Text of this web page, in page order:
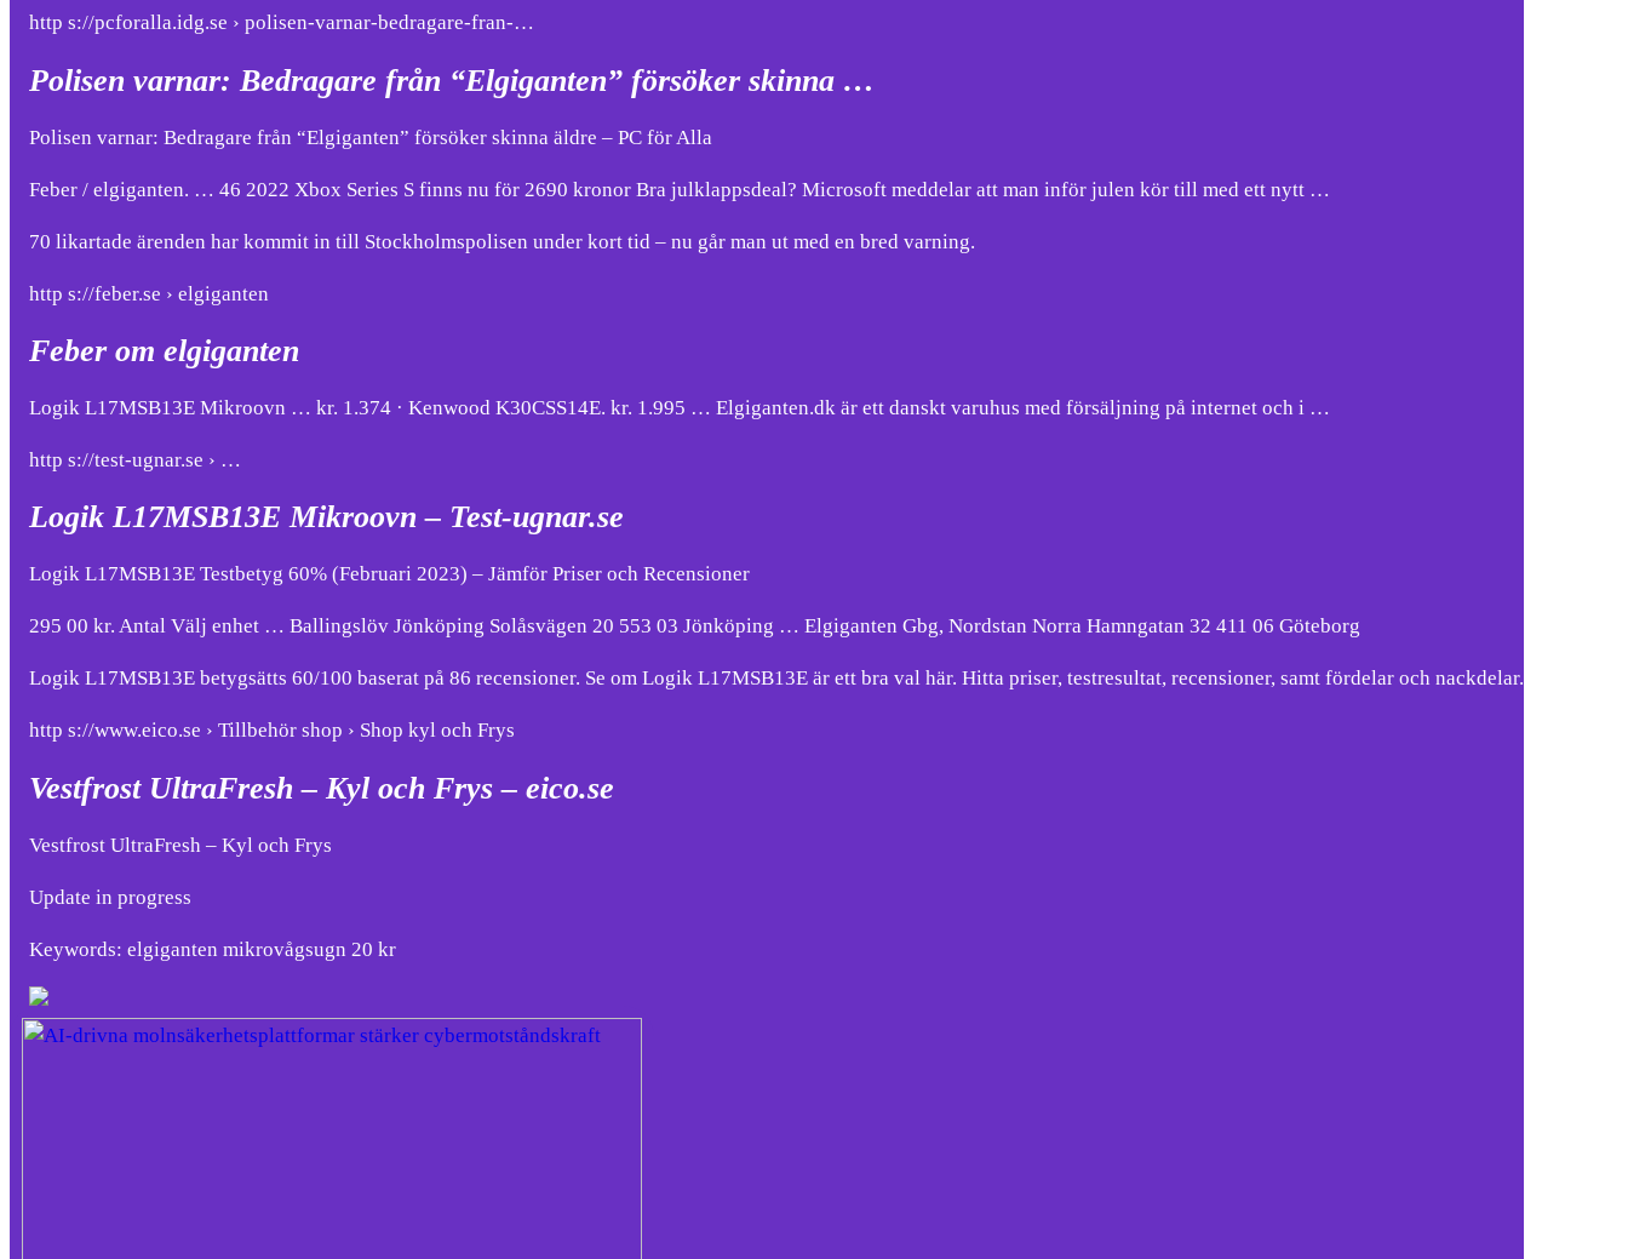
http s://pcforalla.idg.se › polisen-varnar-bedragare-fran-…
Polisen varnar: Bedragare från “Elgiganten” försöker skinna …
Polisen varnar: Bedragare från “Elgiganten” försöker skinna äldre – PC för Alla
Feber / elgiganten. … 46 2022 Xbox Series S finns nu för 2690 kronor Bra julklappsdeal? Microsoft meddelar att man inför julen kör till med ett nytt …
70 likartade ärenden har kommit in till Stockholmspolisen under kort tid – nu går man ut med en bred varning.
http s://feber.se › elgiganten
Feber om elgiganten
Logik L17MSB13E Mikroovn … kr. 1.374 · Kenwood K30CSS14E. kr. 1.995 … Elgiganten.dk är ett danskt varuhus med försäljning på internet och i …
http s://test-ugnar.se › …
Logik L17MSB13E Mikroovn – Test-ugnar.se
Logik L17MSB13E Testbetyg 60% (Februari 2023) – Jämför Priser och Recensioner
295 00 kr. Antal Välj enhet … Ballingslöv Jönköping Solåsvägen 20 553 03 Jönköping … Elgiganten Gbg, Nordstan Norra Hamngatan 32 411 06 Göteborg
Logik L17MSB13E betygsätts 60/100 baserat på 86 recensioner. Se om Logik L17MSB13E är ett bra val här. Hitta priser, testresultat, recensioner, samt fördelar och nackdelar.
http s://www.eico.se › Tillbehör shop › Shop kyl och Frys
Vestfrost UltraFresh – Kyl och Frys – eico.se
Vestfrost UltraFresh – Kyl och Frys
Update in progress
Keywords: elgiganten mikrovågsugn 20 kr